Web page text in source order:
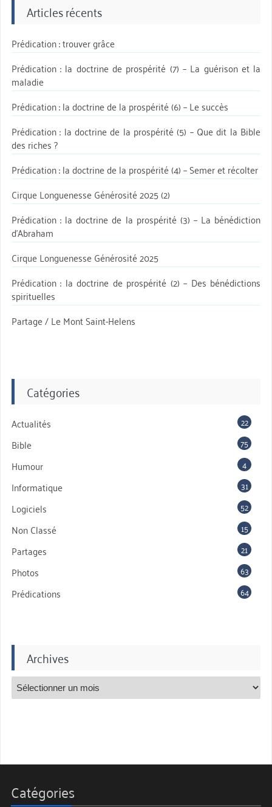
Articles récents
Prédication : trouver grâce
Prédication : la doctrine de prospérité (7) – La guérison et la
maladie
Prédication : la doctrine de la prospérité (6) – Le succès
Prédication : la doctrine de la prospérité (5) – Que dit la Bible
des riches ?
Prédication : la doctrine de la prospérité (4) – Semer et récolter
Cirque Longuenesse Générosité 2025 (2)
Prédication : la doctrine de la prospérité (3) – La bénédiction
d’Abraham
Cirque Longuenesse Générosité 2025
Prédication : la doctrine de prospérité (2) – Des bénédictions
spirituelles
Partage / Le Mont Saint-Helens
Catégories
Actualités 22
Bible 75
Humour 4
Informatique 31
Logiciels 52
Non Classé 15
Partages 21
Photos 63
Prédications 64
Archives
Catégories